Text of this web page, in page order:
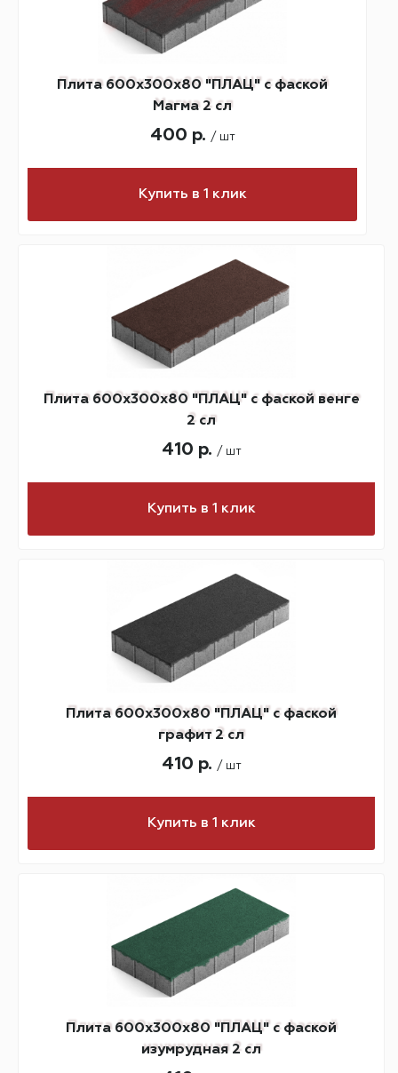
Плита 600х300х80 "ПЛАЦ" с фаской
Магма 2 сл
400 р. / шт
Купить в 1 клик
Плита 600х300х80 "ПЛАЦ" с фаской венге
2 сл
410 р. / шт
Купить в 1 клик
Плита 600х300х80 "ПЛАЦ" с фаской
графит 2 сл
410 р. / шт
Купить в 1 клик
Плита 600х300х80 "ПЛАЦ" с фаской
изумрудная 2 сл